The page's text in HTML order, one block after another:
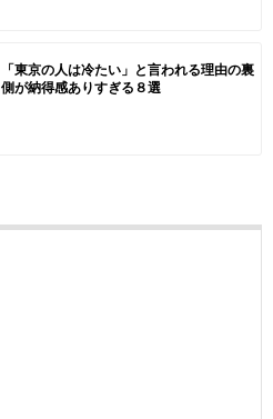
「東京の人は冷たい」と言われる理由の裏
側が納得感ありすぎる８選